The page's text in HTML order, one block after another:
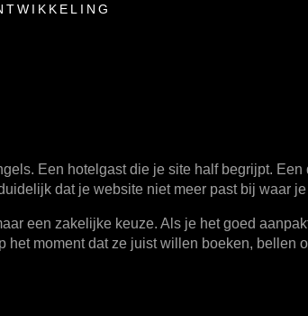
Een hotelgast die je site half begrijpt.
dat je website niet meer past bij waar
een zakelijke keuze. Als je het goed
moment dat ze juist willen boeken, bellen